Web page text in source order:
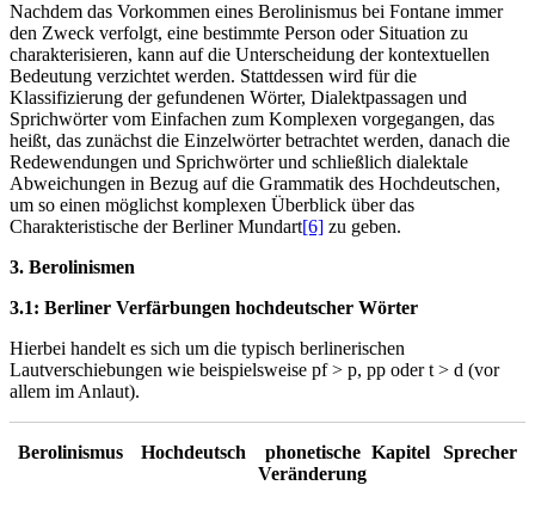
Nachdem das Vorkommen eines Berolinismus bei Fontane immer
den Zweck verfolgt, eine bestimmte Person oder Situation zu
charakterisieren, kann auf die Unterscheidung der kontextuellen
Bedeutung verzichtet werden. Stattdessen wird für die
Klassifizierung der gefundenen Wörter, Dialektpassagen und
Sprichwörter vom Einfachen zum Komplexen vorgegangen, das
heißt, das zunächst die Einzelwörter betrachtet werden, danach die
Redewendungen und Sprichwörter und schließlich dialektale
Abweichungen in Bezug auf die Grammatik des Hochdeutschen,
um so einen möglichst komplexen Überblick über das
Charakteristische der Berliner Mundart[6] zu geben.
3. Berolinismen
3.1: Berliner Verfärbungen hochdeutscher Wörter
Hierbei handelt es sich um die typisch berlinerischen
Lautverschiebungen wie beispielsweise pf > p, pp oder t > d (vor
allem im Anlaut).
Berolinismus Hochdeutsch
phonetische
Veränderung
Kapitel Sprecher